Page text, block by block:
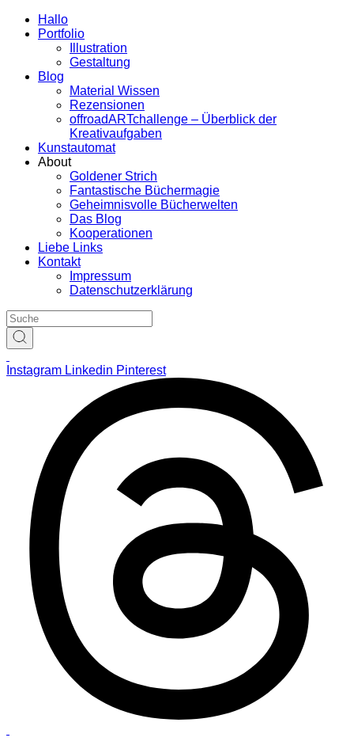
Hallo
Portfolio
Illustration
Gestaltung
Blog
Material Wissen
Rezensionen
offroadARTchallenge – Überblick der
Kreativaufgaben
Kunstautomat
About
Goldener Strich
Fantastische Büchermagie
Geheimnisvolle Bücherwelten
Das Blog
Kooperationen
Liebe Links
Kontakt
Impressum
Datenschutzerklärung
Instagram Linkedin Pinterest